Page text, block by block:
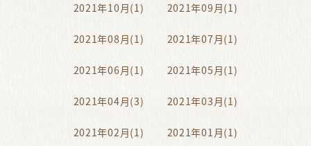
2021年10月(1) 2021年09月(1)
2021年08月(1) 2021年07月(1)
2021年06月(1) 2021年05月(1)
2021年04月(3) 2021年03月(1)
2021年02月(1) 2021年01月(1)